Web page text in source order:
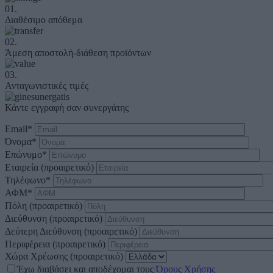
01.
Διαθέσιμο απόθεμα
02.
Άμεση αποστολή-διάθεση προϊόντων
03.
Ανταγωνιστικές τιμές
Κάντε εγγραφή σαν συνεργάτης
Email*
Όνομα*
Επώνυμο*
Εταιρεία (προαιρετικό)
Τηλέφωνο*
ΑΦΜ*
Πόλη (προαιρετικό)
Διεύθυνση (προαιρετικό)
Δεύτερη Διεύθυνση (προαιρετικό)
Περιφέρεια (προαιρετικό)
Χώρα Χρέωσης (προαιρετικό)
Έχω διαβάσει και αποδέχομαι τουςΌρους Χρήσης